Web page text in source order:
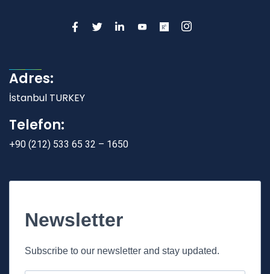
Adres:
İstanbul TURKEY
Telefon:
+90 (212) 533 65 32 – 1650
Newsletter
Subscribe to our newsletter and stay updated.